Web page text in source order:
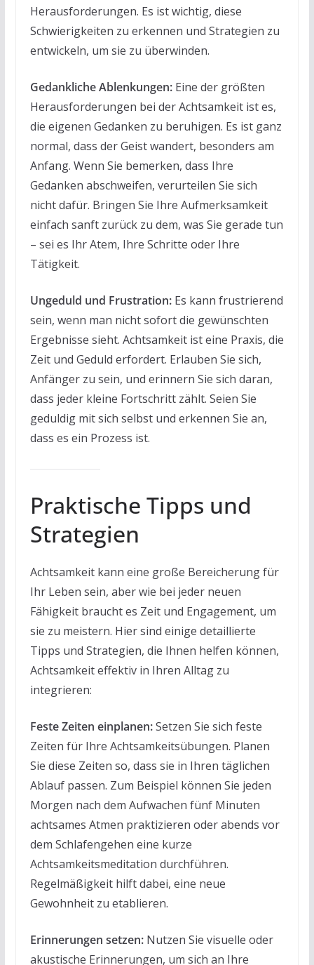
Herausforderungen. Es ist wichtig, diese
Schwierigkeiten zu erkennen und Strategien zu
entwickeln, um sie zu überwinden.
Gedankliche Ablenkungen:Eine der größten
Herausforderungen bei der Achtsamkeit ist es,
die eigenen Gedanken zu beruhigen. Es ist ganz
normal, dass der Geist wandert, besonders am
Anfang. Wenn Sie bemerken, dass Ihre
Gedanken abschweifen, verurteilen Sie sich
nicht dafür. Bringen Sie Ihre Aufmerksamkeit
einfach sanft zurück zu dem, was Sie gerade tun
– sei es Ihr Atem, Ihre Schritte oder Ihre
Tätigkeit.
Ungeduld und Frustration:Es kann frustrierend
sein, wenn man nicht sofort die gewünschten
Ergebnisse sieht. Achtsamkeit ist eine Praxis, die
Zeit und Geduld erfordert. Erlauben Sie sich,
Anfänger zu sein, und erinnern Sie sich daran,
dass jeder kleine Fortschritt zählt. Seien Sie
geduldig mit sich selbst und erkennen Sie an,
dass es ein Prozess ist.
Praktische Tipps und
Strategien
Achtsamkeit kann eine große Bereicherung für
Ihr Leben sein, aber wie bei jeder neuen
Fähigkeit braucht es Zeit und Engagement, um
sie zu meistern. Hier sind einige detaillierte
Tipps und Strategien, die Ihnen helfen können,
Achtsamkeit effektiv in Ihren Alltag zu
integrieren:
Feste Zeiten einplanen:Setzen Sie sich feste
Zeiten für Ihre Achtsamkeitsübungen. Planen
Sie diese Zeiten so, dass sie in Ihren täglichen
Ablauf passen. Zum Beispiel können Sie jeden
Morgen nach dem Aufwachen fünf Minuten
achtsames Atmen praktizieren oder abends vor
dem Schlafengehen eine kurze
Achtsamkeitsmeditation durchführen.
Regelmäßigkeit hilft dabei, eine neue
Gewohnheit zu etablieren.
Erinnerungen setzen:Nutzen Sie visuelle oder
akustische Erinnerungen, um sich an Ihre